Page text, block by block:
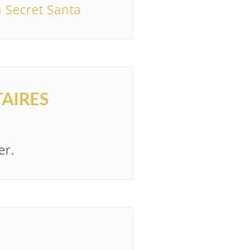
Santa